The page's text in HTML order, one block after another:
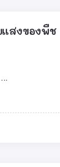
แสงของพื